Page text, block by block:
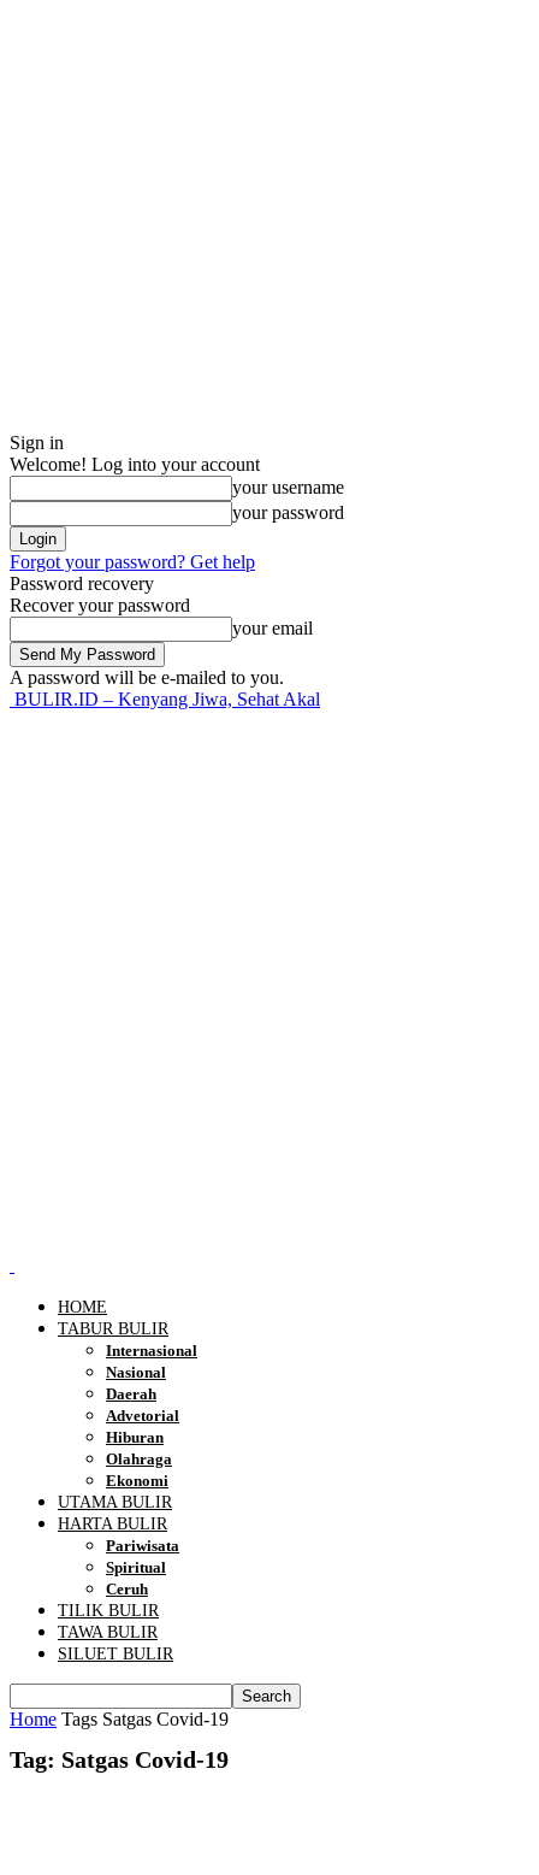
Sign in
Welcome! Log into your account
your username
your password
Forgot your password? Get help
Password recovery
Recover your password
your email
A password will be e-mailed to you.
BULIR.ID – Kenyang Jiwa, Sehat Akal
HOME
TABUR BULIR
Internasional
Nasional
Daerah
Advetorial
Hiburan
Olahraga
Ekonomi
UTAMA BULIR
HARTA BULIR
Pariwisata
Spiritual
Ceruh
TILIK BULIR
TAWA BULIR
SILUET BULIR
Home Tags Satgas Covid-19
Tag: Satgas Covid-19